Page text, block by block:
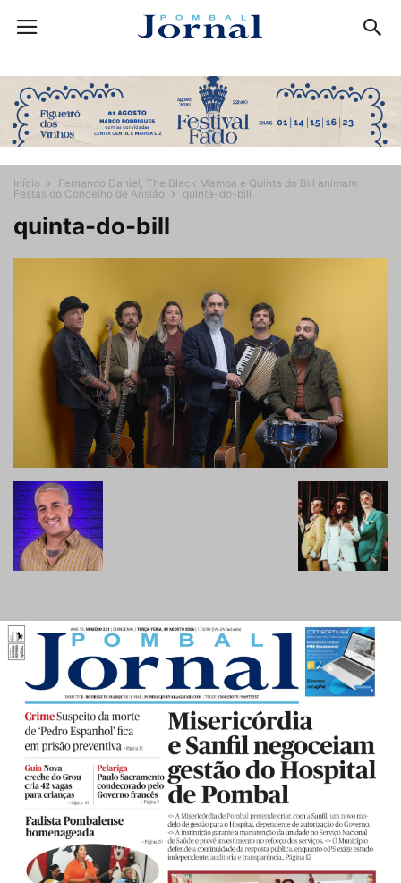
Início
Fernando Daniel, The Black Mamba e Quinta do Bill animam
Festas do Concelho de Ansião
quinta-do-bill
quinta-do-bill